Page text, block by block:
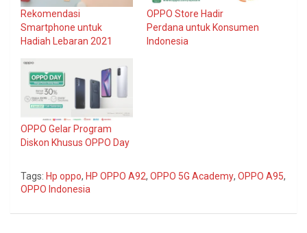
Rekomendasi
Smartphone untuk
Hadiah Lebaran 2021
OPPO Store Hadir
Perdana untuk Konsumen
Indonesia
OPPO Gelar Program
Diskon Khusus OPPO Day
Tags: Hp oppo, HP OPPO A92, OPPO 5G Academy, OPPO A95,
OPPO Indonesia